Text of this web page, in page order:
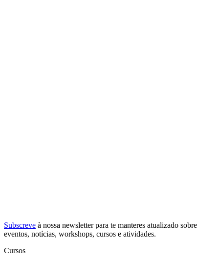
Subscreve à nossa newsletterpara te manteres atualizado sobre
eventos, notícias, workshops, cursos e atividades.
Cursos